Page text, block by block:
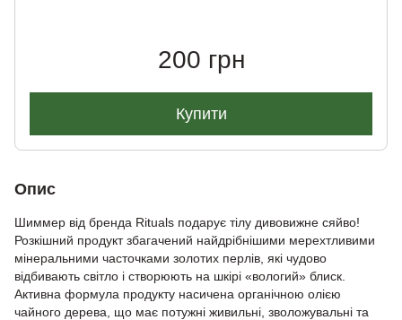
200 грн
Купити
Опис
Шиммер від бренда Rituals подарує тілу дивовижне сяйво!
Розкішний продукт збагачений найдрібнішими мерехтливими
мінеральними часточками золотих перлів, які чудово
відбивають світло і створюють на шкірі «вологий» блиск.
Активна формула продукту насичена органічною олією
чайного дерева, що має потужні живильні, зволожувальні та